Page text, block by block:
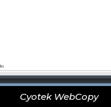
Cyotek WebCopy